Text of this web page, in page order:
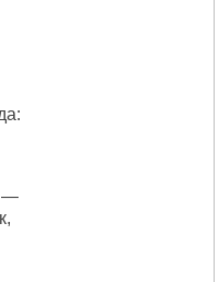
—